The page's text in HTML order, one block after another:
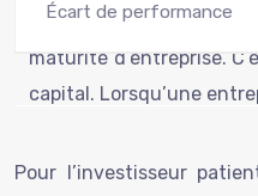
Écart de performance
Pour l’investisseur